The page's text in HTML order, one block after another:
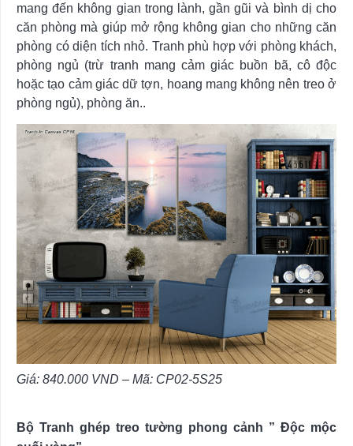
mang đến không gian trong lành, gần gũi và bình dị cho
căn phòng mà giúp mở rộng không gian cho những căn
phòng có diện tích nhỏ. Tranh phù hợp với phòng khách,
phòng ngủ (trừ tranh mang cảm giác buồn bã, cô độc
hoặc tạo cảm giác dữ tợn, hoang mang không nên treo ở
phòng ngủ), phòng ăn..
Giá: 840.000 VND – Mã: CP02-5S25
Bộ Tranh ghép treo tường phong cảnh ” Độc mộc